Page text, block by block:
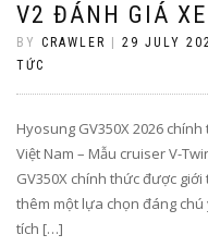
V2 ĐÁNH GIÁ
BY CRAWLER 29 JULY
TỨC
Hyosung GV350X 2026
Việt Nam – Mẫu cruiser V-
GV350X chính thức được
thêm một lựa chọn đáng
tích […]